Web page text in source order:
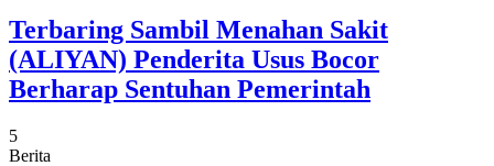
Terbaring Sambil Menahan Sakit
(ALIYAN) Penderita Usus Bocor
Berharap Sentuhan Pemerintah
5
Berita